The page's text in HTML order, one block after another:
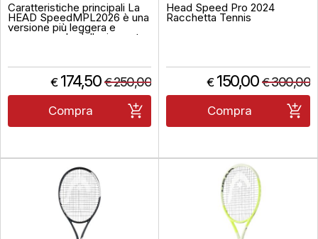
Caratteristiche principali La
HEAD SpeedMPL2026 è una
versione più leggera e
maneggevole della rinomata
promettenti. Fa parte della
serie Speed di HEAD ed è
dotata di tecnologie
avanzate come HyBor,
Auxetic2.0 e Graphene
Inside, p...
€ 174,50 €250,00
Compra
Head Speed Pro 2024
Racchetta Tennis
€ 150,00 €300,00
Compra